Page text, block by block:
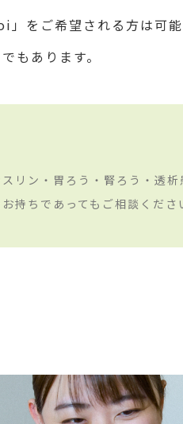
をご希望される方は可
もあります。
リン・胃ろう・腎ろう・透
持ちであってもご相談くださ